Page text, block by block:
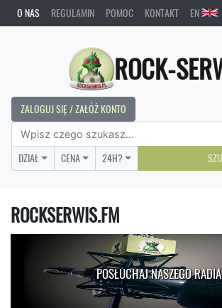
O NAS REGULAMIN POMOC KONTAKT EN
ROCK-
ZALOGUJ SIĘ / ZAŁÓŻ KONTO
DZIAŁ CENA 24H?
ROCKSERWIS.FM
POSŁUCHAJ NASZEGO RADIA